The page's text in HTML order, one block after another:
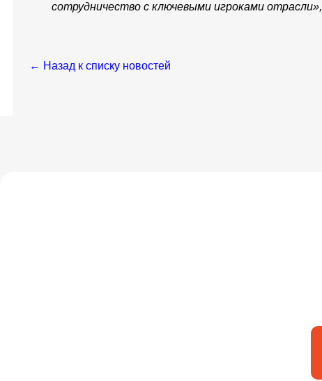
сотрудничество с ключевыми игроками отрасли»,
← Назад к списку новостей